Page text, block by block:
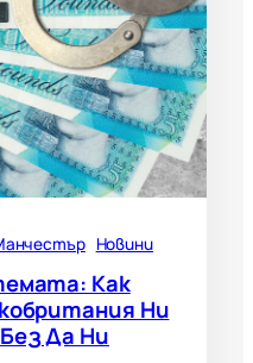
Новини
Как
Ни
Да Ни